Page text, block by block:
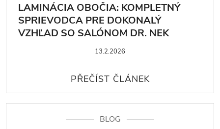
LAMINÁCIA OBOČIA: KOMPLETNÝ
SPRIEVODCA PRE DOKONALÝ
VZHĽAD SO SALÓNOM DR. NEK
13.2.2026
BLOG